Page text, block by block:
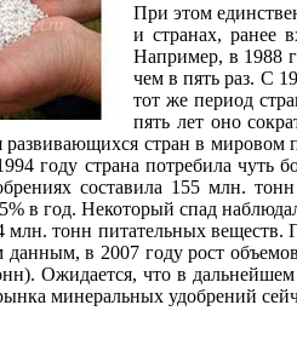
При этом
и странах, ранее
Например, в 1988
чем в пять раз. С
тот же период
пять лет оно
развивающихся стран в
году страна потребила
со­ставила 155 млн.
в год. Некоторый спад
млн. тонн питательных веществ.
данным, в 2007 году рост
Ожидается, что в
минеральных удобрений